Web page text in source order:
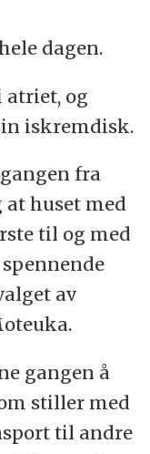
dagen.
og
iskremdisk.
fra
at huset med
til og med
av
gangen å
stiller med
til andre